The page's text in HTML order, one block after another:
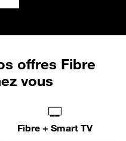
offres Fibre
vous
Fibre + Smart TV